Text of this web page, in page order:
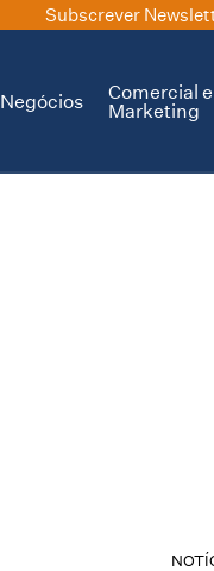
Subscrever
Negócios
Comercial e
Marketing